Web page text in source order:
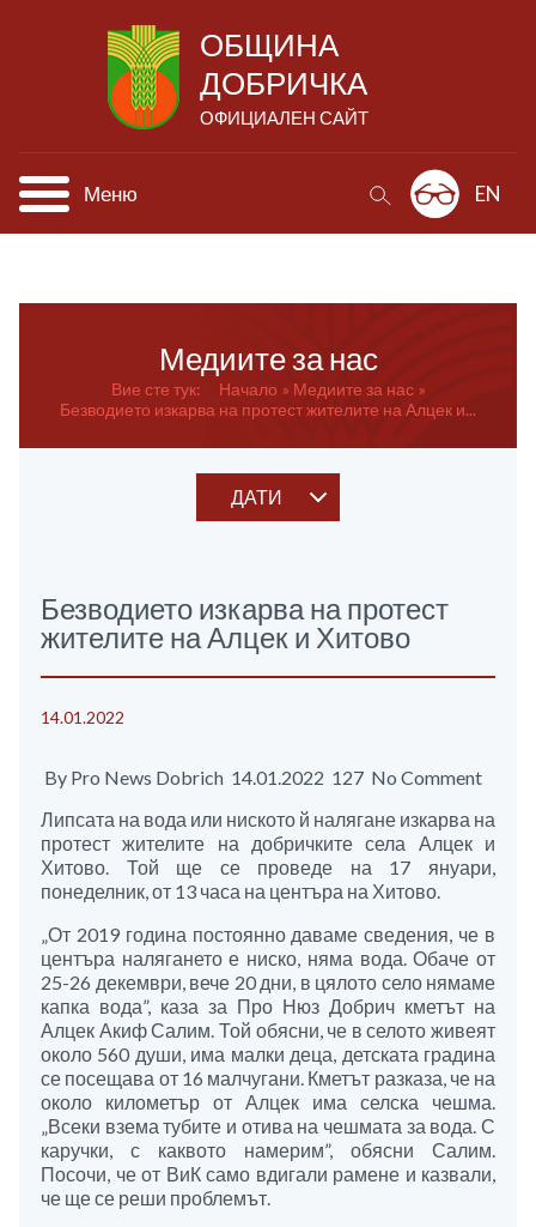
ОБЩИНА
ДОБРИЧКА
ОФИЦИАЛЕН САЙТ
Меню EN
Медиите за нас
Вие сте тук: Начало
Медиите за нас
Безводието изкарва на протест жителите на Алцек и...
ДАТИ
Безводието изкарва на протест
жителите на Алцек и Хитово
14.01.2022
By Pro News Dobrich 14.01.2022 127 No Comment
Липсата на вода или ниското й налягане изкарва на
протест жителите на добричките села Алцек и
Хитово. Той ще се проведе на 17 януари,
понеделник, от 13 часа на центъра на Хитово.
„От 2019 година постоянно даваме сведения, че в
центъра налягането е ниско, няма вода. Обаче от
25-26 декември, вече 20 дни, в цялото село нямаме
капка вода”, каза за Про Нюз Добрич кметът на
Алцек Акиф Салим. Той обясни, че в селото живеят
около 560 души, има малки деца, детската градина
се посещава от 16 малчугани. Кметът разказа, че на
около километър от Алцек има селска чешма.
„Всеки взема тубите и отива на чешмата за вода. С
каручки, с каквото намерим”, обясни Салим.
Посочи, че от ВиК само вдигали рамене и казвали,
че ще се реши проблемът.